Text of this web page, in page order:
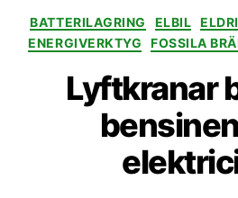
BATTERILAGRING ELBIL
ENERGIVERKTYG
FOSSILA
Lyftkranar